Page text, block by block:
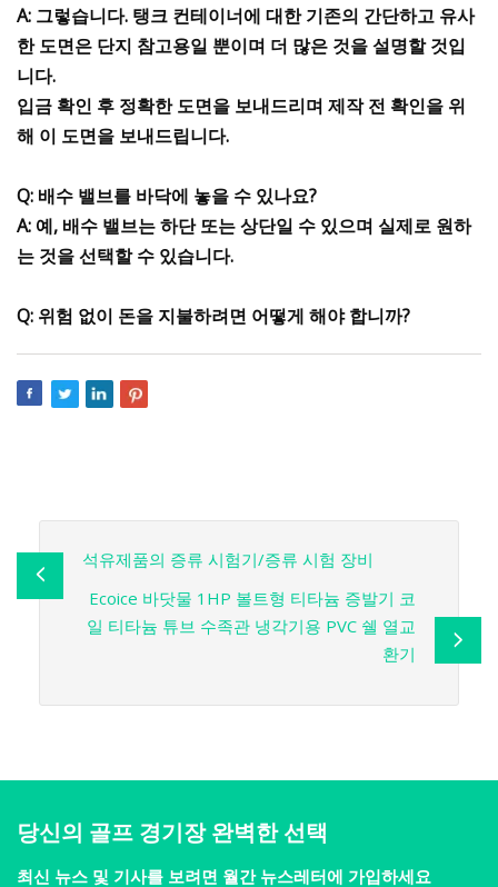
A: 그렇습니다. 탱크 컨테이너에 대한 기존의 간단하고 유사
한 도면은 단지 참고용일 뿐이며 더 많은 것을 설명할 것입
니다.
입금 확인 후 정확한 도면을 보내드리며 제작 전 확인을 위
해 이 도면을 보내드립니다.
Q: 배수 밸브를 바닥에 놓을 수 있나요?
A: 예, 배수 밸브는 하단 또는 상단일 수 있으며 실제로 원하
는 것을 선택할 수 있습니다.
Q: 위험 없이 돈을 지불하려면 어떻게 해야 합니까?
석유제품의 증류 시험기/증류 시험 장비
Ecoice 바닷물 1HP 볼트형 티타늄 증발기 코
일 티타늄 튜브 수족관 냉각기용 PVC 쉘 열교
환기
당신의 골프 경기장 완벽한 선택
최신 뉴스 및 기사를 보려면 월간 뉴스레터에 가입하세요